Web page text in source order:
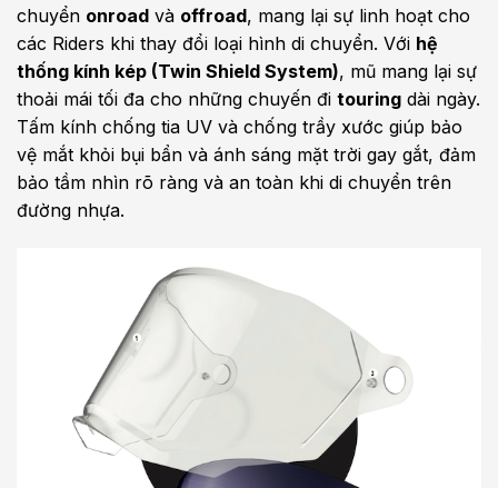
chuyển onroad và offroad, mang lại sự linh hoạt cho
các Riders khi thay đổi loại hình di chuyển. Với hệ
thống kính kép (Twin Shield System), mũ mang lại sự
thoải mái tối đa cho những chuyến đi touring dài ngày.
Tấm kính chống tia UV và chống trầy xước giúp bảo
vệ mắt khỏi bụi bẩn và ánh sáng mặt trời gay gắt, đảm
bảo tầm nhìn rõ ràng và an toàn khi di chuyển trên
đường nhựa.